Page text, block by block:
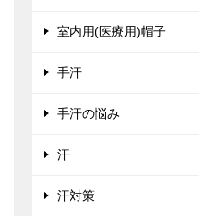
室内用(医療用)帽子
手汗
手汗の悩み
汗
汗対策